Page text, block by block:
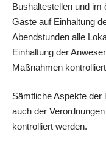
Bushaltestellen und im
Gäste auf Einhaltung
Abendstunden alle
Einhaltung der
Maßnahmen
Sämtliche Aspekte der
auch der
kontrolliert werden.